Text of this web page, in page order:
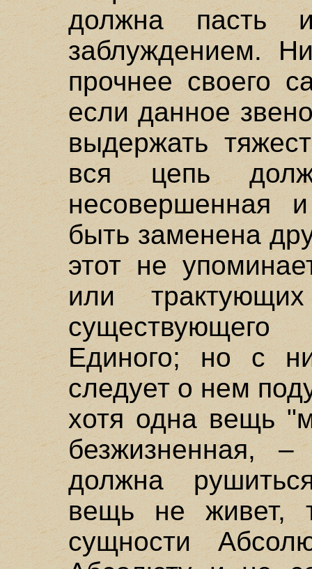
должна пасть
заблуждением.
прочнее своего
если данное
выдержать
вся цепь
несовершенная
быть заменена
этот не
или
Единого; но с
следует о нем
хотя одна вещь
безжизненная,
должна
вещь не живет,
сущности